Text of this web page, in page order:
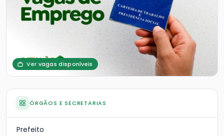
Ver vagas disponíveis
ÓRGÃOS E SECRETARIAS
Prefeito